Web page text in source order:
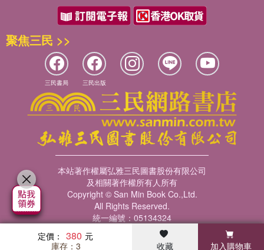
輯四／草莓蛋糕：通常先吃蛋糕，有時草莓
34 後巷的橘貓
35 襯衫鈕扣
37 年獸吃了籤
38 抽屜旅行
39 蛋的時間三帖
41 五月的草莓
42 中場沒有休息
44 今天沒有大事
45 牙一般的小事
46 後巷的白貓
47 正常的冰箱
OUTRO／
於那巨大的馬克斯頭像，當年的左派巨擘，今日已成為招攬遊
人買票入場的資本社會符碼。
行到半途，突然有人冷不防地說，噯，那些攀附在墓碑上的藤
蔓植物，長得好像地瓜葉啊。以石碑為背景，幾個人竟討論起
了一些許久未見的食物。
冷風打在臉上，搶先攻占腦海的氣味是火鍋裡的茼蒿菜，味覺
更精確的是日本春菊。陡地想起幼時家附近擺攤的阿婆，一袋
茼蒿十塊錢自己裝到滿為止。然後是蒸氣升騰的日式火鍋裡，
和春菊一同躁動的白蘿蔔與豆腐，蒟蒻絲與蓮藕。肉片放進煮
沸高湯裡，屏氣，觀察顏色由紅轉白，那泡在食物香氣裡的片
只是無能為力地等著。
等待紅帳拉開序幕，等著大燈在準確的時間掉落，等一個人風
塵僕僕地在鄰座坐下，等他張望，等他滑一滑手機，等到下輩
子。
愛得淺容易俗，愛得重則苦。走在冷風中若沒有堅韌的肌膚，
定價： 380
庫存：3 收藏 加入購物車
客服中心 瀏覽紀錄 會員專區
聚焦三民 >>
三民書局 三民出版
本站著作權屬弘雅三民圖書股份有限公司
及相關著作權所有人所有
Copyright © San Min Book Co.,Ltd.
All Rights Reserved.
統一編號：05134324